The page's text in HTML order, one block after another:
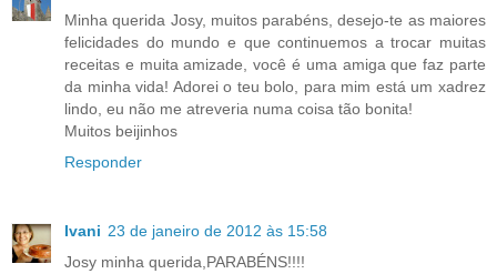
Minha querida Josy, muitos parabéns, desejo-te as maiores
felicidades do mundo e que continuemos a trocar muitas
receitas e muita amizade, você é uma amiga que faz parte
da minha vida! Adorei o teu bolo, para mim está um xadrez
lindo, eu não me atreveria numa coisa tão bonita!
Muitos beijinhos
Responder
Ivani 23 de janeiro de 2012 às 15:58
Josy minha querida,PARABÉNS!!!!